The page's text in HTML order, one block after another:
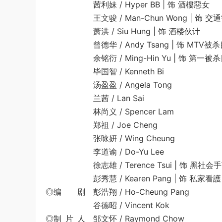
茜利妹 / Hyper BB | 饰 酒樓惡女
王文骏 / Man-Chun Wong | 饰 交通
萧洪 / Siu Hung | 饰 酒楼伙计
曾德华 / Andy Tsang | 饰 MTV被杀
余铭衍 / Ming-Hin Yu | 饰 第一被杀
毕国智 / Kenneth Bi
汤盈盈 / Angela Tong
兰茜 / Lan Sai
林尚义 / Spencer Lam
郑祖 / Joe Cheng
张咏妍 / Wing Cheung
李道谕 / Do-Yu Lee
徐志雄 / Terence Tsui | 饰 黑社会手
彭秀慧 / Kearen Pang | 饰 私家看護
◎编 剧 彭浩翔 / Ho-Cheung Pang
谷德昭 / Vincent Kok
◎制 片 人 邹文怀 / Raymond Chow